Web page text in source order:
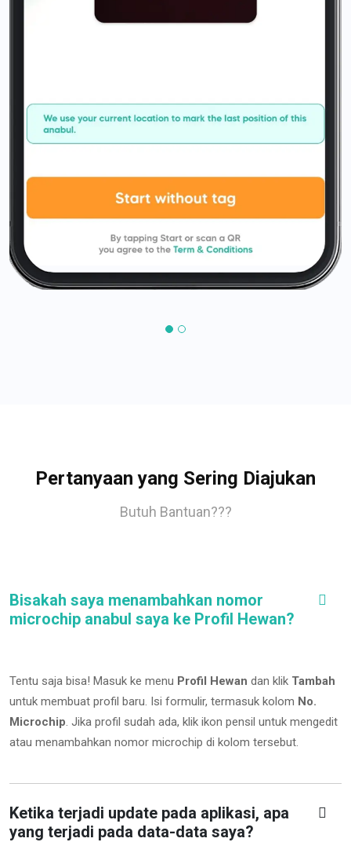
Pertanyaan yang Sering Diajukan
Butuh Bantuan???
Bisakah saya menambahkan nomor
microchip anabul saya ke Profil Hewan?
Tentu saja bisa! Masuk ke menu Profil Hewan dan klik Tambah
untuk membuat profil baru. Isi formulir, termasuk kolom No.
Microchip. Jika profil sudah ada, klik ikon pensil untuk mengedit
atau menambahkan nomor microchip di kolom tersebut.
Ketika terjadi update pada aplikasi, apa
yang terjadi pada data-data saya?